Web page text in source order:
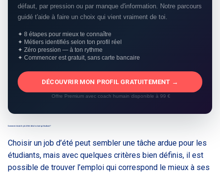
défaut, par pression ou par manque d'information. Notre parcours
guidé t'aide à faire un choix qui vient vraiment de toi.
✦ 8 étapes pour mieux te connaître
✦ Métiers identifiés selon ton profil réel
✦ Zéro pression — à ton rythme
✦ Commencer est gratuit, sans carte bancaire
DÉCOUVRIR MON PROFIL GRATUITEMENT →
Offre Premium avec coach humain disponible à 99 €
Comment choisir le job d’été idéal en tant qu’étudiant ?
Choisir un job d’été peut sembler une tâche ardue pour les
étudiants, mais avec quelques critères bien définis, il est
possible de trouver l’emploi qui correspond le mieux à ses